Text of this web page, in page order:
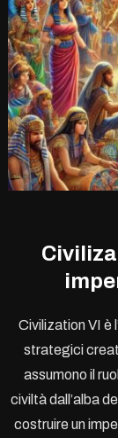
Civilization VI è
strategici
assumono il
civiltà dall’alba
costruire un